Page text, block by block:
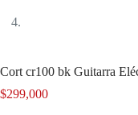
Cort cr100 bk Guitarra
$299,000